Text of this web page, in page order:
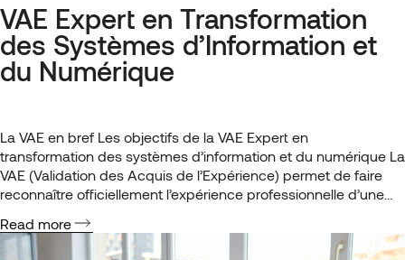
VAE Expert en Transformation
des Systèmes d’Information et
du Numérique
La VAE en bref Les objectifs de la VAE Expert en
transformation des systèmes d’information et du numérique La
VAE (Validation des Acquis de l’Expérience) permet de faire
reconnaître officiellement l’expérience professionnelle d’une
correspondant à ses compétences. Contrairement à la
formation classique, qui vise à développer…
Read more